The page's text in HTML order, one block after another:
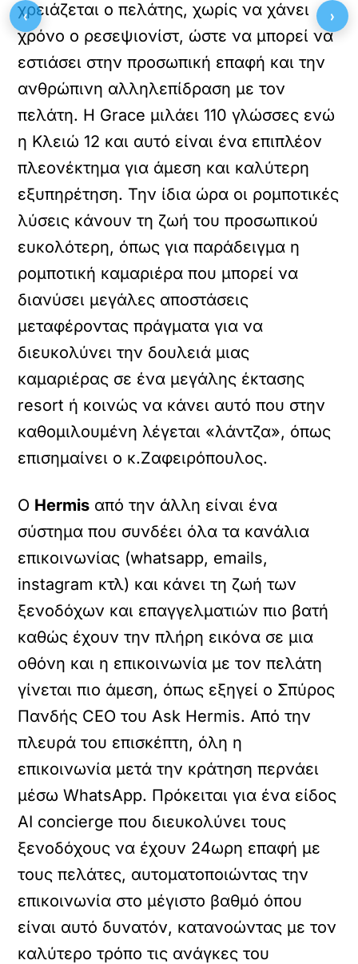
χρειάζεται ο πελάτης, χωρίς να χάνει
χρόνο ο ρεσεψιονίστ, ώστε να μπορεί να
εστιάσει στην προσωπική επαφή και την
ανθρώπινη αλληλεπίδραση με τον
πελάτη. Η Grace μιλάει 110 γλώσσες ενώ
η Κλειώ 12 και αυτό είναι ένα επιπλέον
πλεονέκτημα για άμεση και καλύτερη
εξυπηρέτηση. Την ίδια ώρα οι ρομποτικές
λύσεις κάνουν τη ζωή του προσωπικού
ευκολότερη, όπως για παράδειγμα η
ρομποτική καμαριέρα που μπορεί να
διανύσει μεγάλες αποστάσεις
μεταφέροντας πράγματα για να
διευκολύνει την δουλειά μιας
καμαριέρας σε ένα μεγάλης έκτασης
resort ή κοινώς να κάνει αυτό που στην
καθομιλουμένη λέγεται «λάντζα», όπως
επισημαίνει ο κ.Ζαφειρόπουλος.
Ο Hermis από την άλλη είναι ένα
σύστημα που συνδέει όλα τα κανάλια
επικοινωνίας (whatsapp, emails,
instagram κτλ) και κάνει τη ζωή των
ξενοδόχων και επαγγελματιών πιο βατή
καθώς έχουν την πλήρη εικόνα σε μια
οθόνη και η επικοινωνία με τον πελάτη
γίνεται πιο άμεση, όπως εξηγεί ο Σπύρος
Πανδής CEO του Ask Hermis. Από την
πλευρά του επισκέπτη, όλη η
επικοινωνία μετά την κράτηση περνάει
μέσω WhatsApp. Πρόκειται για ένα είδος
AI concierge που διευκολύνει τους
ξενοδόχους να έχουν 24ωρη επαφή με
τους πελάτες, αυτοματοποιώντας την
επικοινωνία στο μέγιστο βαθμό όπου
είναι αυτό δυνατόν, κατανοώντας με τον
καλύτερο τρόπο τις ανάγκες του
‹ ›